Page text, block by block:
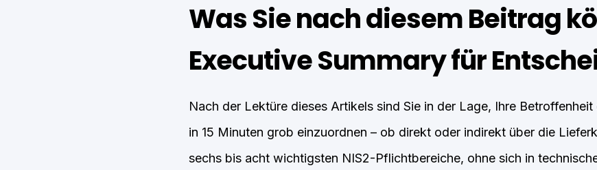
Was Sie nach diesem Beitrag
Executive Summary für
Nach der Lektüre dieses Artikels sind Sie in der Lage, Ihre
in 15 Minuten grob einzuordnen – ob direkt oder indirekt über die
sechs bis acht wichtigsten NIS2-Pflichtbereiche, ohne sich in